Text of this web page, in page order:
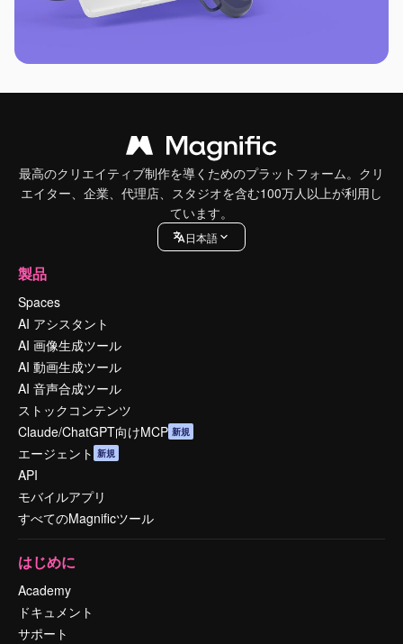
最高のクリエイティブ制作を導くためのプラットフォーム。クリ
エイター、企業、代理店、スタジオを含む100万人以上が利用し
ています。
日本語
製品
Spaces
AI アシスタント
AI 画像生成ツール
AI 動画生成ツール
AI 音声合成ツール
ストックコンテンツ
Claude/ChatGPT向けMCP 新規
エージェント 新規
API
モバイルアプリ
すべてのMagnificツール
はじめに
Academy
ドキュメント
サポート